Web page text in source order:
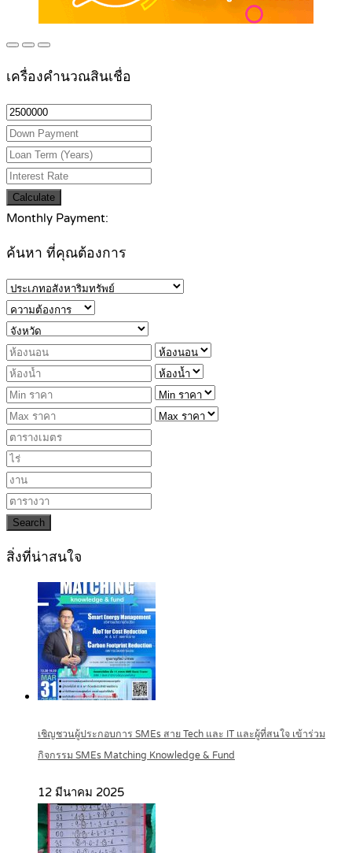
เครื่องคำนวณสินเชื่อ
Calculate
Monthly Payment:
ค้นหา ที่คุณต้องการ
Search
สิ่งที่น่าสนใจ
เชิญชวนผู้ประกอบการ SMEs สาย Tech และ IT และผู้ที่สนใจ เข้าร่วม
กิจกรรม SMEs Matching Knowledge & Fund
12 มีนาคม 2025